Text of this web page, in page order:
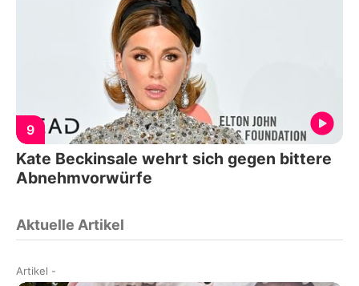
9
Kate Beckinsale wehrt sich gegen bittere
Abnehmvorwürfe
Aktuelle Artikel
Artikel -